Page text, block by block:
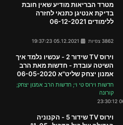
מטרד הבריאות מודיע שאין חובת
בדיקת אנטיגן כתנאי לחזרה
ללימודים 06-12-2021
3862 צפיות
וירוס TV שידור 2 - עכשיו נלמד איך
השיטה עובדת - חדשות מאת הרב
אמנון יצחק שליט"א 06-05-2020
חדשות וירוס טי וי; חדשות הרב אמנון יצחק;
קורונה
וירוס TV שידור 5 - הקנוניה